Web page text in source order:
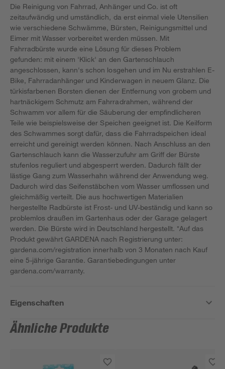
Die Reinigung von Fahrrad, Anhänger und Co. ist oft
zeitaufwändig und umständlich, da erst einmal viele Utensilien
wie verschiedene Schwämme, Bürsten, Reinigungsmittel und
Eimer mit Wasser vorbereitet werden müssen. Mit
Fahrradbürste wurde eine Lösung für dieses Problem
gefunden: mit einem 'Klick' an den Gartenschlauch
angeschlossen, kann's schon losgehen und im Nu erstrahlen E-
Bike, Fahrradanhänger und Kinderwagen in neuem Glanz. Die
türkisfarbenen Borsten dienen der Entfernung von grobem und
hartnäckigem Schmutz am Fahrradrahmen, während der
Schwamm vor allem für die Säuberung der empfindlicheren
Teile wie beispielsweise der Speichen geeignet ist. Die Keilform
des Schwammes sorgt dafür, dass die Fahrradspeichen ideal
erreicht und gereinigt werden können. Nach Anschluss an den
Gartenschlauch kann die Wasserzufuhr am Griff der Bürste
stufenlos reguliert und abgesperrt werden. Dadurch fällt der
lästige Gang zum Wasserhahn während der Anwendung weg.
Dadurch wird das Seifenstäbchen vom Wasser umflossen und
gleichmäßig verteilt. Die aus hochwertigen Materialien
hergestellte Radbürste ist Frost- und UV-beständig und kann so
problemlos draußen im Gartenhaus oder der Garage gelagert
werden. Die Bürste wird in Deutschland hergestellt. *Auf das
Produkt gewährt GARDENA nach Registrierung unter:
gardena.com/registration innerhalb von 3 Monaten nach Kauf
eine 5-jährige Garantie. Garantiebedingungen unter
gardena.com/warranty.
Eigenschaften
Ähnliche Produkte